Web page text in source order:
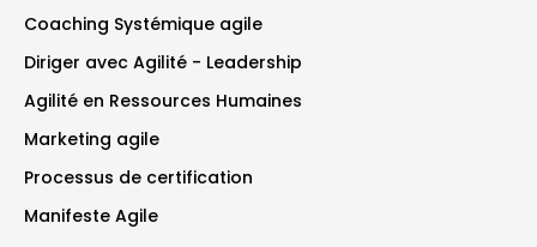
Coaching Systémique agile
Diriger avec Agilité - Leadership
Agilité en Ressources Humaines
Marketing agile
Processus de certification
Manifeste Agile